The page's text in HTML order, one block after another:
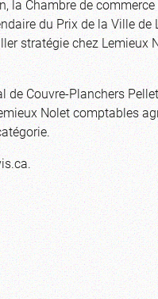
la Chambre de
du Prix de la Ville de
stratégie chez Lemieux
Couvre-Planchers
Nolet comptables